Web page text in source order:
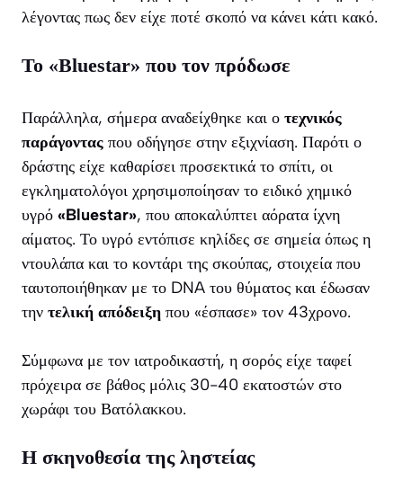
λέγοντας πως δεν είχε ποτέ σκοπό να κάνει κάτι κακό.
Το «Bluestar» που τον πρόδωσε
Παράλληλα, σήμερα αναδείχθηκε και ο τεχνικός
παράγοντας που οδήγησε στην εξιχνίαση. Παρότι ο
δράστης είχε καθαρίσει προσεκτικά το σπίτι, οι
εγκληματολόγοι χρησιμοποίησαν το ειδικό χημικό
υγρό «Bluestar», που αποκαλύπτει αόρατα ίχνη
αίματος. Το υγρό εντόπισε κηλίδες σε σημεία όπως η
ντουλάπα και το κοντάρι της σκούπας, στοιχεία που
ταυτοποιήθηκαν με το DNA του θύματος και έδωσαν
την τελική απόδειξη που «έσπασε» τον 43χρονο.
Σύμφωνα με τον ιατροδικαστή, η σορός είχε ταφεί
πρόχειρα σε βάθος μόλις 30-40 εκατοστών στο
χωράφι του Βατόλακκου.
Η σκηνοθεσία της ληστείας